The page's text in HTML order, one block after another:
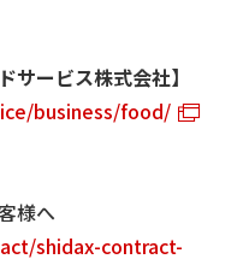
サービス株式会社】
business/food/
様へ
shidax-contract-